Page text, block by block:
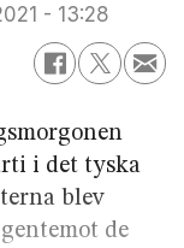
- 13:28
i det tyska
blev
de